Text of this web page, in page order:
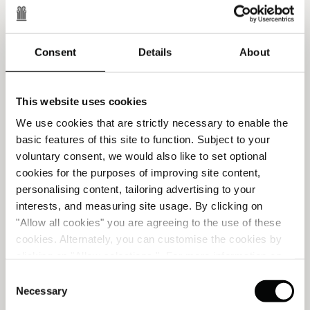
Consent Details About
This website uses cookies
We use cookies that are strictly necessary to enable the
basic features of this site to function. Subject to your
voluntary consent, we would also like to set optional
cookies for the purposes of improving site content,
personalising content, tailoring advertising to your
interests, and measuring site usage. By clicking on
"Allow all cookies" you are agreeing to the use of these
cookies. Alternately, you can customise the cookies by
Selection
Necessary
datum moeten de resterende nachten van de originele
reserveringsbevestiging betalen.
- uw toegewezen kamer en/of de hotellocatie op
gelijk welk moment te wijzigen om welke reden dan
ook; of
veiligheidsredenen of de volledige of gedeeltelijke
sluiting van het hotel. Indien wij uw boeking(en)
moeten annuleren, proberen wij u op de hoogte te
brengen en de volledige terugbetaling wordt verwerkt
naar dezelfde debet/creditcard, hoewel het een
aantal dagen kan duren voor het bedrag op uw
rekening wordt gestort.
4. Registratie
In toepassing van de regelgeving in bepaalde landen
kunnen Klanten worden gevraagd bij hun aankomst in